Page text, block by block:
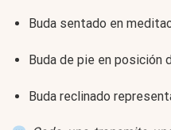
Buda sentado en
Buda de pie en posición
Buda reclinado